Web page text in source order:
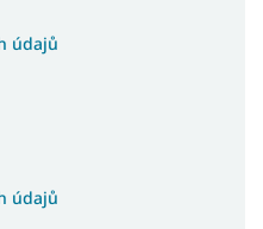
údajů
údajů